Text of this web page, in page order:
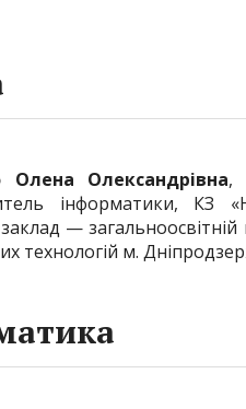
Олена Олександрівна,
інформатики, КЗ
—
технологій м.